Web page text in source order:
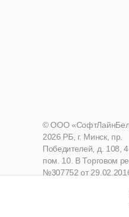
© ООО
2026 РБ, г. Минск, пр.
Победителей, д. 108,
пом. 10. В Торговом
№307752 от